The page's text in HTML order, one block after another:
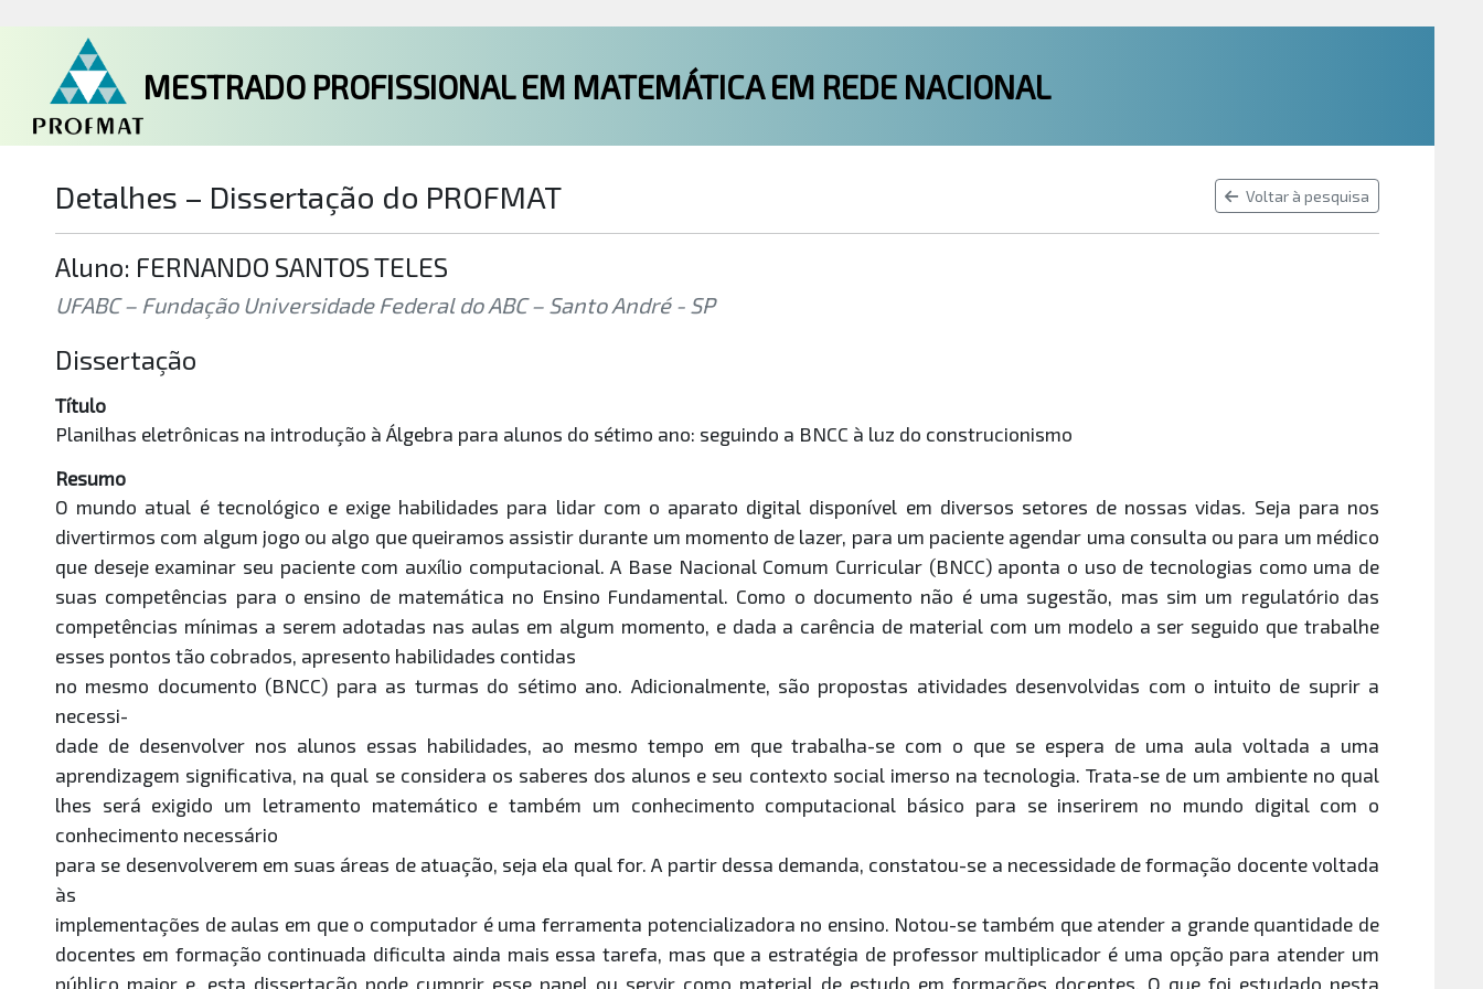
MESTRADO PROFISSIONAL EM MATEMÁTICA EM REDE NACIONAL
Detalhes – Dissertação do PROFMAT Voltar à pesquisa
Aluno: FERNANDO SANTOS TELES
UFABC – Fundação Universidade Federal do ABC – Santo André - SP
Dissertação
Título
Planilhas eletrônicas na introdução à Álgebra para alunos do sétimo ano: seguindo a BNCC à luz do construcionismo
Resumo
O mundo atual é tecnológico e exige habilidades para lidar com o aparato digital disponível em diversos setores de nossas vidas. Seja para nos
divertirmos com algum jogo ou algo que queiramos assistir durante um momento de lazer, para um paciente agendar uma consulta ou para um médico
que deseje examinar seu paciente com auxílio computacional. A Base Nacional Comum Curricular (BNCC) aponta o uso de tecnologias como uma de
suas competências para o ensino de matemática no Ensino Fundamental. Como o documento não é uma sugestão, mas sim um regulatório das
competências mínimas a serem adotadas nas aulas em algum momento, e dada a carência de material com um modelo a ser seguido que trabalhe
esses pontos tão cobrados, apresento habilidades contidas
no mesmo documento (BNCC) para as turmas do sétimo ano. Adicionalmente, são propostas atividades desenvolvidas com o intuito de suprir a
necessi-
dade de desenvolver nos alunos essas habilidades, ao mesmo tempo em que trabalha-se com o que se espera de uma aula voltada a uma
aprendizagem significativa, na qual se considera os saberes dos alunos e seu contexto social imerso na tecnologia. Trata-se de um ambiente no qual
lhes será exigido um letramento matemático e também um conhecimento computacional básico para se inserirem no mundo digital com o
conhecimento necessário
para se desenvolverem em suas áreas de atuação, seja ela qual for. A partir dessa demanda, constatou-se a necessidade de formação docente voltada
às
implementações de aulas em que o computador é uma ferramenta potencializadora no ensino. Notou-se também que atender a grande quantidade de
docentes em formação continuada dificulta ainda mais essa tarefa, mas que a estratégia de professor multiplicador é uma opção para atender um
público maior e, esta dissertação pode cumprir esse papel ou servir como material de estudo em formações docentes. O que foi estudado nesta